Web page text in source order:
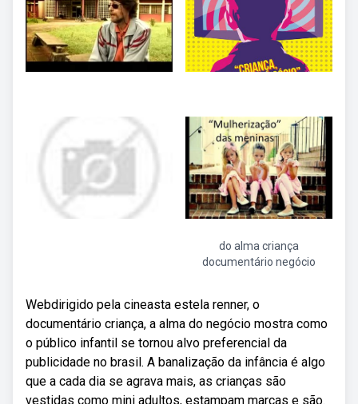
do alma criança
documentário negócio
Webdirigido pela cineasta estela renner, o
documentário criança, a alma do negócio mostra como
o público infantil se tornou alvo preferencial da
publicidade no brasil. A banalização da infância é algo
que a cada dia se agrava mais, as crianças são
vestidas como mini adultos, estampam marcas e são.